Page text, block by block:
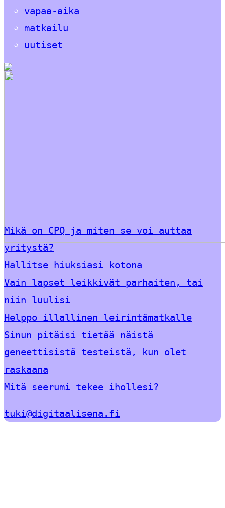
vapaa-aika
matkailu
uutiset
Mikä on CPQ ja miten se voi auttaa
yritystä?
Hallitse hiuksiasi kotona
Vain lapset leikkivät parhaiten, tai
niin luulisi
Helppo illallinen leirintämatkalle
Sinun pitäisi tietää näistä
geneettisistä testeistä, kun olet
raskaana
Mitä seerumi tekee ihollesi?
tuki@digitaalisena.fi